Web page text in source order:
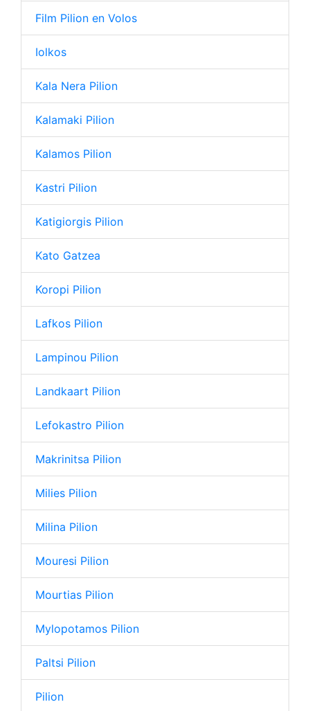
Film Pilion en Volos
Iolkos
Kala Nera Pilion
Kalamaki Pilion
Kalamos Pilion
Kastri Pilion
Katigiorgis Pilion
Kato Gatzea
Koropi Pilion
Lafkos Pilion
Lampinou Pilion
Landkaart Pilion
Lefokastro Pilion
Makrinitsa Pilion
Milies Pilion
Milina Pilion
Mouresi Pilion
Mourtias Pilion
Mylopotamos Pilion
Paltsi Pilion
Pilion